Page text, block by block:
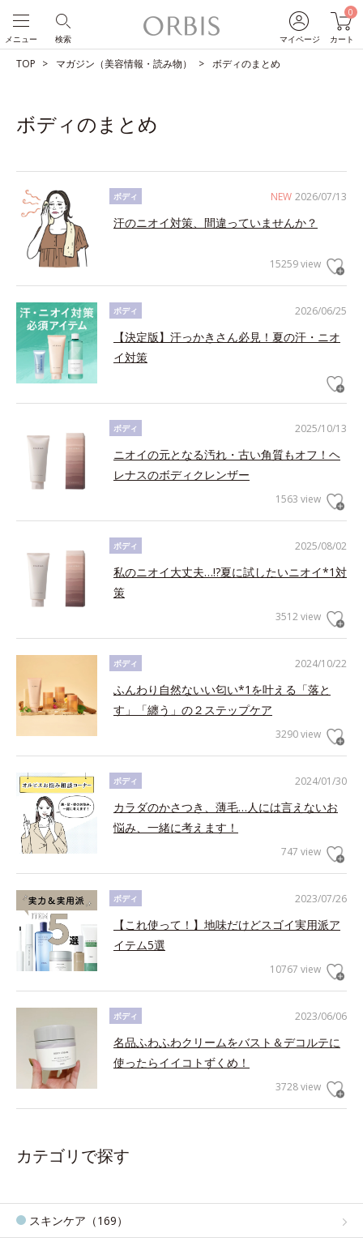
マイページ
0
カート
検索
メニュー
TOP マガジン（美容情報・読み物） ボディのまとめ
ボディのまとめ
NEW 2026/07/13
ボディ
汗のニオイ対策、間違っていませんか？
15259 view
2026/06/25
ボディ
【決定版】汗っかきさん必見！夏の汗・ニオ
イ対策
2025/10/13
ボディ
ニオイの元となる汚れ・古い角質もオフ！ヘ
レナスのボディクレンザー
1563 view
2025/08/02
ボディ
私のニオイ大丈夫…!?夏に試したいニオイ*1対
策
3512 view
2024/10/22
ボディ
ふんわり自然ないい匂い*1を叶える「落と
す」「纏う」の２ステップケア
3290 view
2024/01/30
ボディ
カラダのかさつき、薄毛…人には言えないお
悩み、一緒に考えます！
747 view
2023/07/26
ボディ
【これ使って！】地味だけどスゴイ実用派ア
イテム5選
10767 view
2023/06/06
ボディ
名品ふわふわクリームをバスト＆デコルテに
使ったらイイコトずくめ！
3728 view
カテゴリで探す
スキンケア（169）